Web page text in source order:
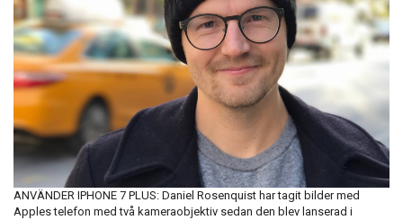
ANVÄNDER IPHONE 7 PLUS: Daniel Rosenquist har tagit bilder med
Apples telefon med två kameraobjektiv sedan den blev lanserad i